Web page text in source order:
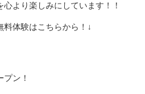
より楽しみにしています！！
体験はこちらから！↓
ン！